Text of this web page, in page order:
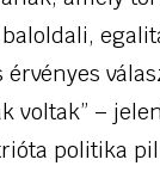
voltak” –
politika